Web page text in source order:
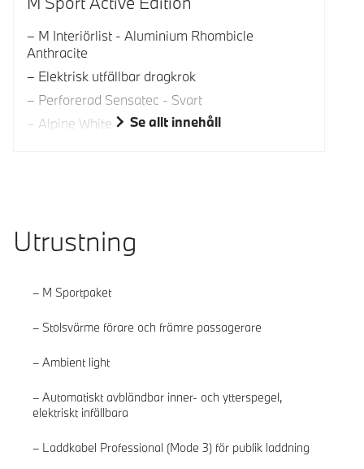
M Interiörlist - Aluminium Rhombicle
Anthracite
Elektrisk utfällbar dragkrok
Perforerad Sensatec - Svart
Alpine White
Se allt innehåll
Utrustning
M Sportpaket
Stolsvärme förare och främre passagerare
Ambient light
Automatiskt avbländbar inner- och ytterspegel,
elektriskt infällbara
Laddkabel Professional (Mode 3) för publik laddning